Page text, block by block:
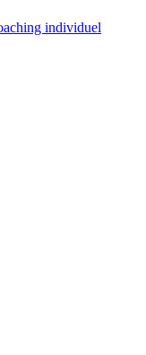
individuel